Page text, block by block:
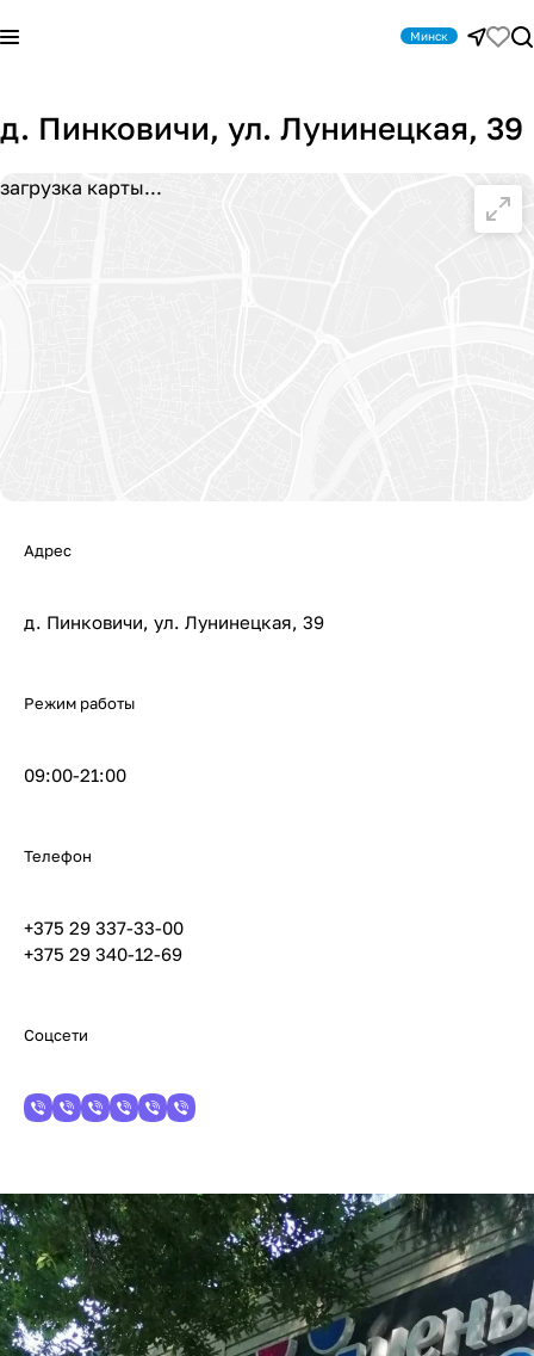
Минск
д. Пинковичи, ул. Лунинецкая, 39
загрузка карты...
Адрес
д. Пинковичи, ул. Лунинецкая, 39
Режим работы
09:00-21:00
Телефон
+375 29 337-33-00
+375 29 340-12-69
Соцсети